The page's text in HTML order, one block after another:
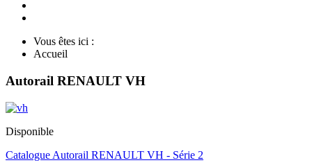
Vous êtes ici :
Accueil
Autorail RENAULT VH
Disponible
Catalogue Autorail RENAULT VH - Série 2